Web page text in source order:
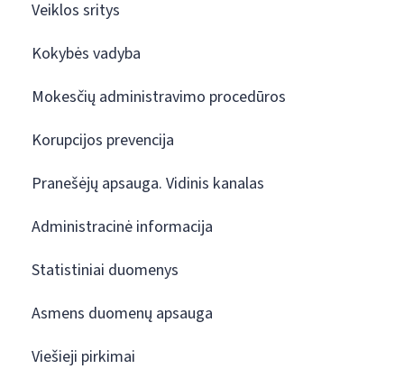
Veiklos sritys
Kokybės vadyba
Mokesčių administravimo procedūros
Korupcijos prevencija
Pranešėjų apsauga. Vidinis kanalas
Administracinė informacija
Statistiniai duomenys
Asmens duomenų apsauga
Viešieji pirkimai